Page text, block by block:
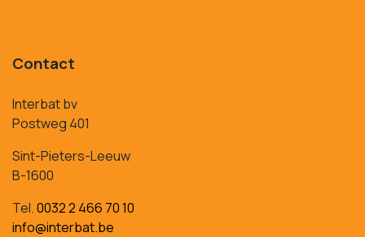
Contact
Interbat bv
Postweg 401
Sint-Pieters-Leeuw
B-1600
Tel.0032 2 466 70 10
info@interbat.be